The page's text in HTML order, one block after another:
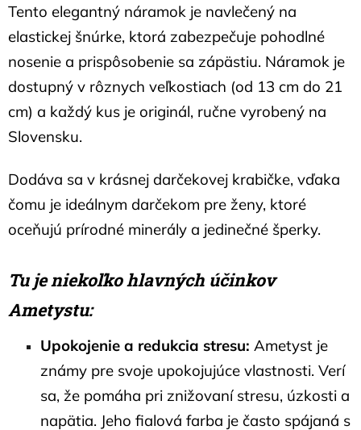
Tento elegantný náramok je navlečený na
elastickej šnúrke, ktorá zabezpečuje pohodlné
nosenie a prispôsobenie sa zápästiu. Náramok je
dostupný v rôznych veľkostiach (od 13 cm do 21
cm) a každý kus je originál, ručne vyrobený na
Slovensku.
Dodáva sa v krásnej darčekovej krabičke, vďaka
čomu je ideálnym darčekom pre ženy, ktoré
oceňujú prírodné minerály a jedinečné šperky.
Tu je niekoľko hlavných účinkov
Ametystu:
Upokojenie a redukcia stresu: Ametyst je
známy pre svoje upokojujúce vlastnosti. Verí
sa, že pomáha pri znižovaní stresu, úzkosti a
napätia. Jeho fialová farba je často spájaná s